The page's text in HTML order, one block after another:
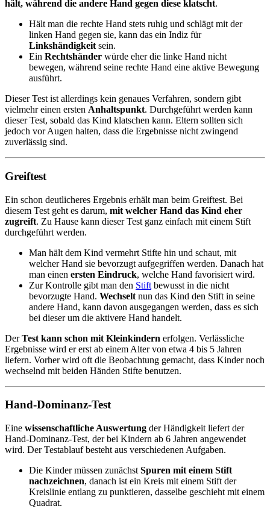
hält, während die andere Hand gegen diese klatscht.
Hält man die rechte Hand stets ruhig und schlägt mit der
linken Hand gegen sie, kann das ein Indiz für
Linkshändigkeit sein.
Ein Rechtshänder würde eher die linke Hand nicht
bewegen, während seine rechte Hand eine aktive Bewegung
ausführt.
Dieser Test ist allerdings kein genaues Verfahren, sondern gibt
vielmehr einen ersten Anhaltspunkt. Durchgeführt werden kann
dieser Test, sobald das Kind klatschen kann. Eltern sollten sich
jedoch vor Augen halten, dass die Ergebnisse nicht zwingend
zuverlässig sind.
Greiftest
Ein schon deutlicheres Ergebnis erhält man beim Greiftest. Bei
diesem Test geht es darum, mit welcher Hand das Kind eher
zugreift. Zu Hause kann dieser Test ganz einfach mit einem Stift
durchgeführt werden.
Man hält dem Kind vermehrt Stifte hin und schaut, mit
welcher Hand sie bevorzugt aufgegriffen werden. Danach hat
man einen ersten Eindruck, welche Hand favorisiert wird.
Zur Kontrolle gibt man den Stift bewusst in die nicht
bevorzugte Hand. Wechselt nun das Kind den Stift in seine
andere Hand, kann davon ausgegangen werden, dass es sich
bei dieser um die aktivere Hand handelt.
DerTest kann schon mit Kleinkindern erfolgen. Verlässliche
Ergebnisse wird er erst ab einem Alter von etwa 4 bis 5 Jahren
liefern. Vorher wird oft die Beobachtung gemacht, dass Kinder noch
wechselnd mit beiden Händen Stifte benutzen.
Hand-Dominanz-Test
Eine wissenschaftliche Auswertung der Händigkeit liefert der
Hand-Dominanz-Test, der bei Kindern ab 6 Jahren angewendet
wird. Der Testablauf besteht aus verschiedenen Aufgaben.
Die Kinder müssen zunächst Spuren mit einem Stift
nachzeichnen, danach ist ein Kreis mit einem Stift der
Kreislinie entlang zu punktieren, dasselbe geschieht mit einem
Quadrat.